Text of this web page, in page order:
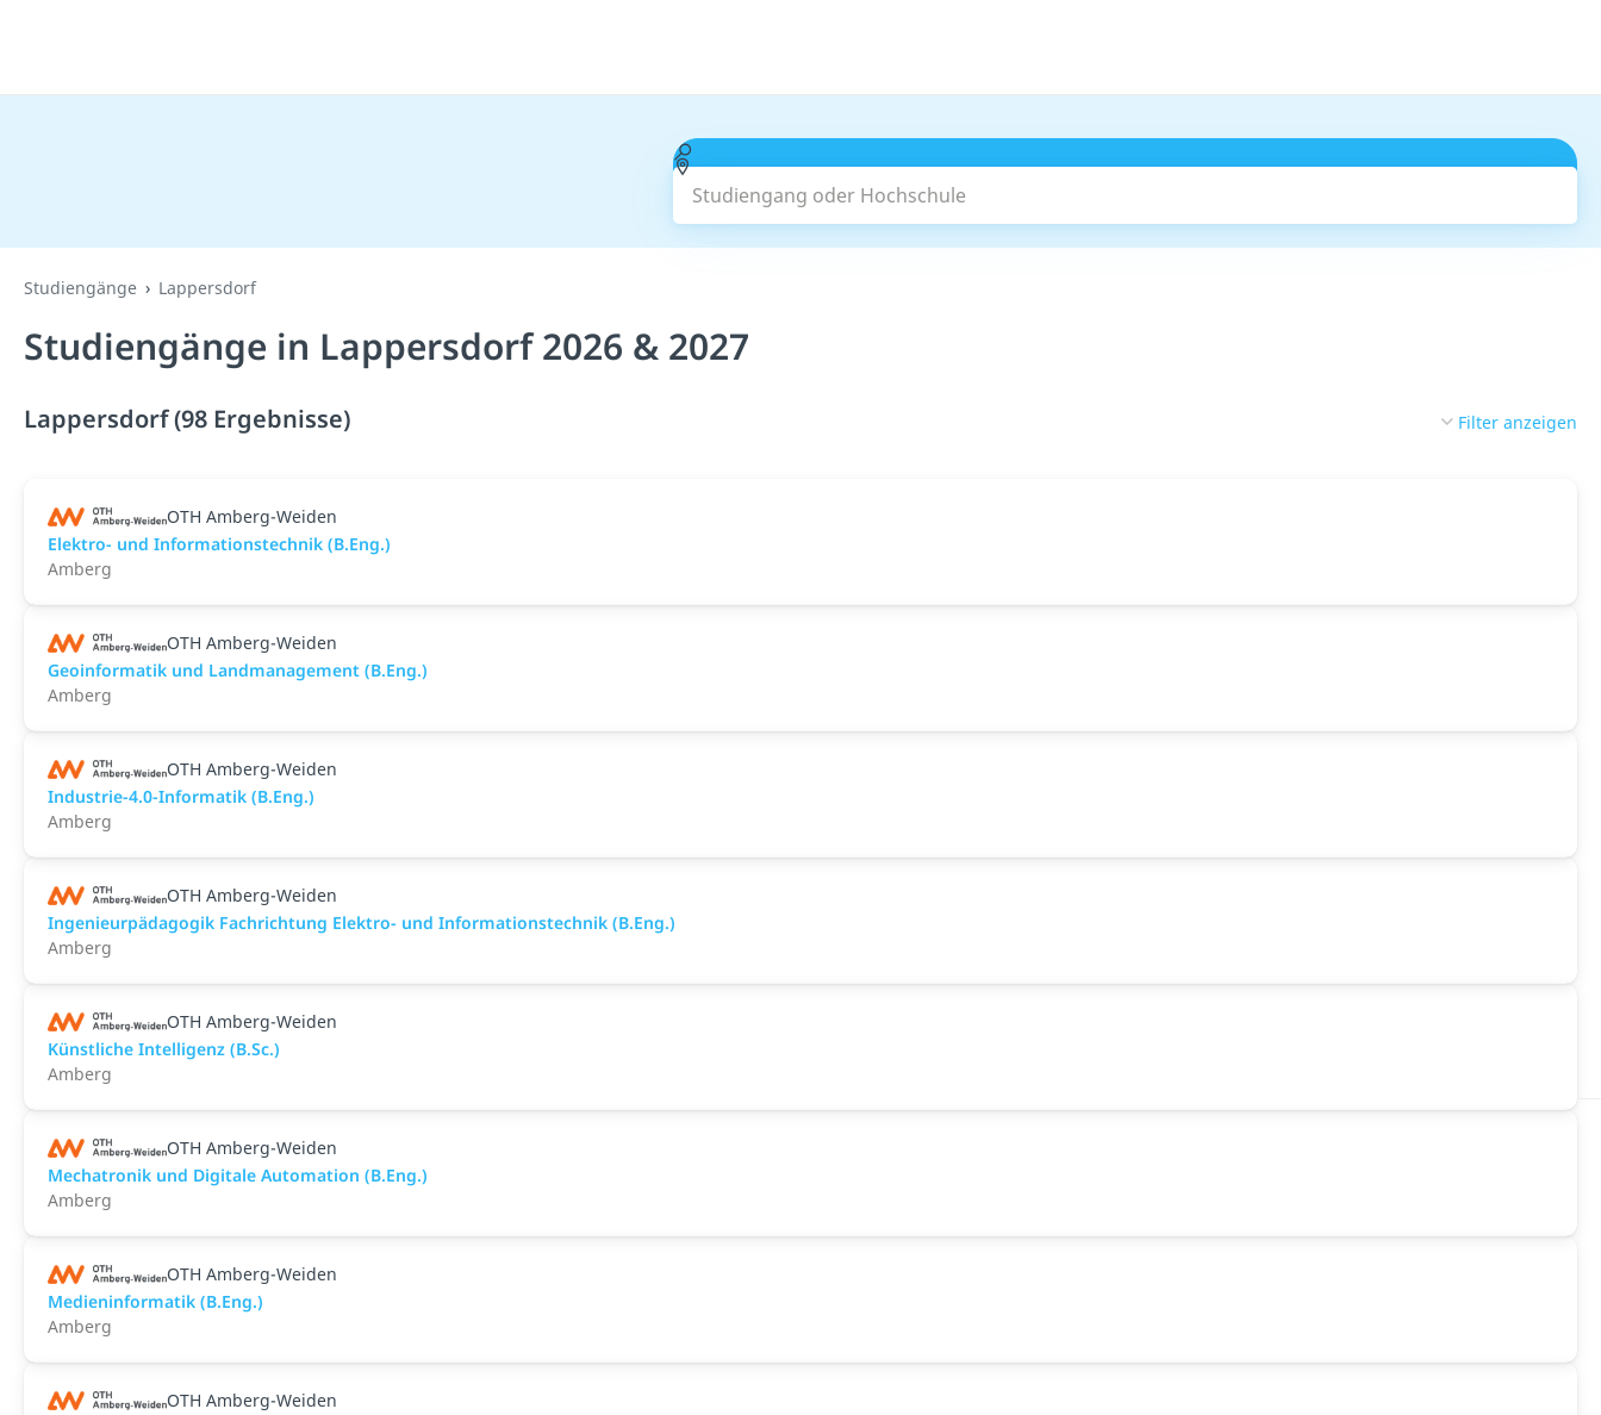
Studiengang oder Hochschule
Studiengänge Lappersdorf
Studiengänge in Lappersdorf 2026 & 2027
Lappersdorf (98 Ergebnisse) Filter anzeigen
OTH Amberg-Weiden
Elektro- und Informationstechnik (B.Eng.)
Amberg
OTH Amberg-Weiden
Geoinformatik und Landmanagement (B.Eng.)
Amberg
OTH Amberg-Weiden
Industrie-4.0-Informatik (B.Eng.)
Amberg
OTH Amberg-Weiden
Ingenieurpädagogik Fachrichtung Elektro- und Informationstechnik (B.Eng.)
Amberg
OTH Amberg-Weiden
Künstliche Intelligenz (B.Sc.)
Amberg
OTH Amberg-Weiden
Mechatronik und Digitale Automation (B.Eng.)
Amberg
OTH Amberg-Weiden
Medieninformatik (B.Eng.)
Amberg
OTH Amberg-Weiden